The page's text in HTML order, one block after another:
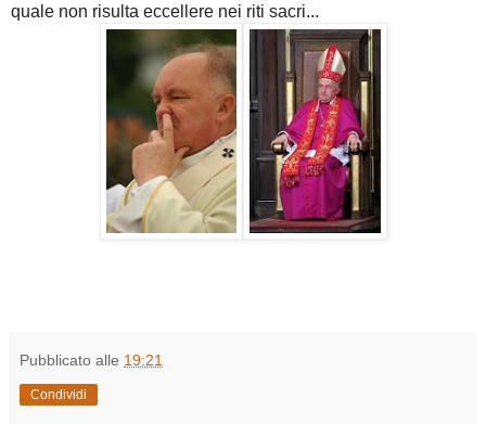
quale non risulta eccellere nei riti sacri...
Pubblicato alle 19:21
Condividi